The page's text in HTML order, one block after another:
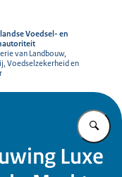
Voedsel- en
van Landbouw,
Voedselzekerheid en
Luxe